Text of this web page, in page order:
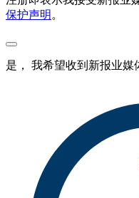
保护声明 。
是， 我希望收到新报业媒